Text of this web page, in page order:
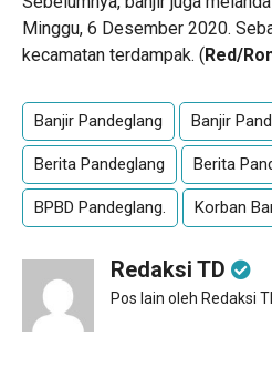
Minggu, 6 Desember 2020.
kecamatan terdampak. (Red/
Banjir Pandeglang Banjir
Berita Pandeglang Berita
BPBD Pandeglang. Korban
Redaksi TD
Pos lain oleh Redaksi